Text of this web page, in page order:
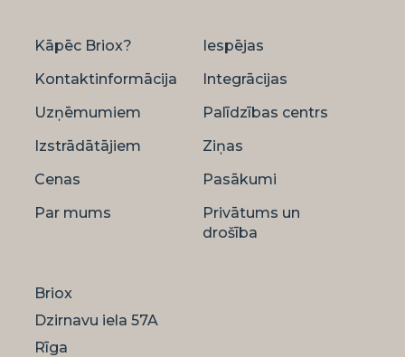
Kāpēc Briox?
Kontaktinformācija
Uzņēmumiem
Izstrādātājiem
Cenas
Par mums
Iespējas
Integrācijas
Palīdzības centrs
Ziņas
Pasākumi
Privātums un
drošība
Briox
Dzirnavu iela 57A
Rīga